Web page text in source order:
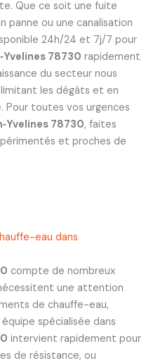
Que ce soit une fuite
panne ou une canalisation
24h/24 et 7j/7 pour
78730 rapidement
du secteur nous
les dégâts et en
Pour toutes vos urgences
78730, faites
et proches de
eau dans
compte de nombreux
une attention
de chauffe-eau,
spécialisée dans
intervient rapidement pour
de résistance, ou